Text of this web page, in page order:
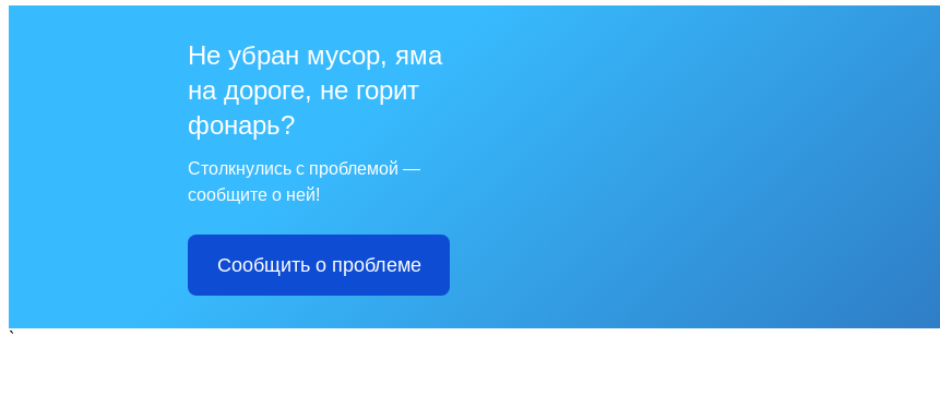
Не убран мусор, яма
на дороге, не горит
фонарь?
Столкнулись с проблемой —
сообщите о ней!
Сообщить о проблеме
`